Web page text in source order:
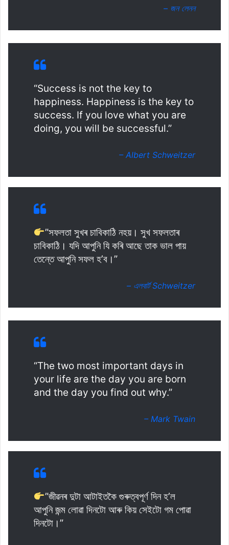
– জন লেনন
“Success is not the key to
happiness. Happiness is the key to
success. If you love what you are
doing, you will be successful.”
– Albert Schweitzer
”সফলতা সুখৰ চাবিকাঠি নহয়। সুখ সফলতাৰ
চাবিকাঠি। যদি আপুনি যি কৰি আছে তাক ভাল পায়
তেন্তে আপুনি সফল হ’ব।”
– এলবার্ট Schweitzer
“The two most important days in
your life are the day you are born
and the day you find out why.”
– Mark Twain
”জীৱনৰ দুটা আটাইতকৈ গুৰুত্বপূৰ্ণ দিন হ’ল
আপুনি জন্ম লোৱা দিনটো আৰু কিয় সেইটো গম পোৱা
দিনটো।”